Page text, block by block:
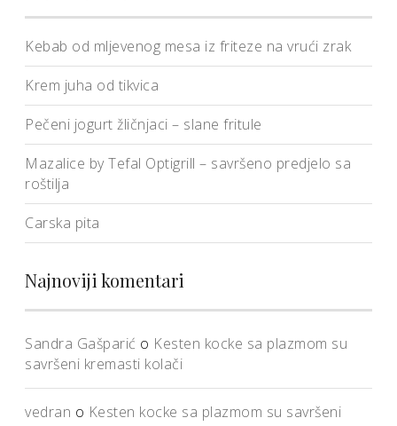
Kebab od mljevenog mesa iz friteze na vrući zrak
Krem juha od tikvica
Pečeni jogurt žličnjaci – slane fritule
Mazalice by Tefal Optigrill – savršeno predjelo sa
roštilja
Carska pita
Najnoviji komentari
Sandra Gašparić o Kesten kocke sa plazmom su
savršeni kremasti kolači
vedran o Kesten kocke sa plazmom su savršeni